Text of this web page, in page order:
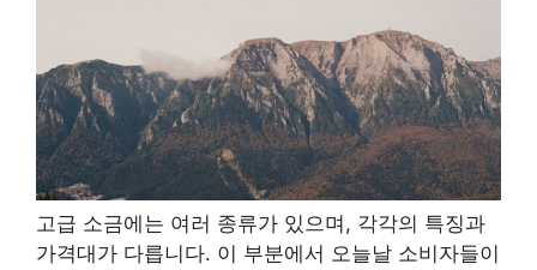
고급 소금에는 여러 종류가 있으며, 각각의 특징과
가격대가 다릅니다. 이 부분에서 오늘날 소비자들이